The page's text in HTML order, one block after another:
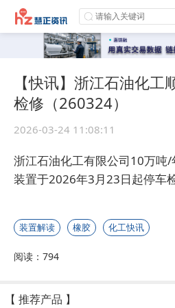
【快讯】浙江石油化工
检修（260324）
2026-03-24 11:08:11
浙江石油化工有限公司10万吨
装置于2026年3月23日起停车检
装置解读 橡胶 化工快讯
阅读：794
【 推荐产品 】